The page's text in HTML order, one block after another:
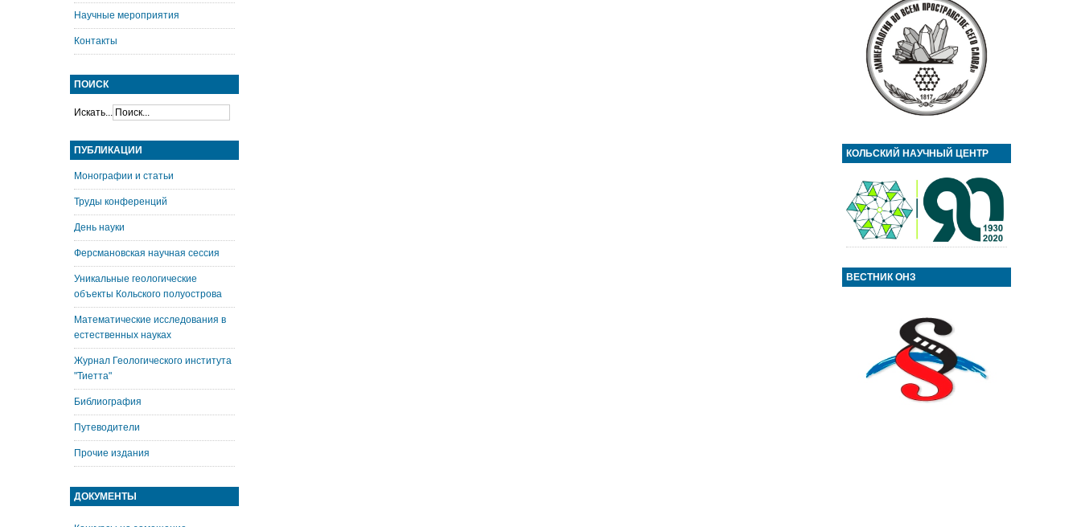
Научные мероприятия
Контакты
ПОИСК
Искать...
ПУБЛИКАЦИИ
Монографии и статьи
Труды конференций
День науки
Ферсмановская научная сессия
Уникальные геологические
объекты Кольского полуострова
Математические исследования в
естественных науках
Журнал Геологического института
"Тиетта"
Библиография
Путеводители
Прочие издания
ДОКУМЕНТЫ
КОЛЬСКИЙ НАУЧНЫЙ ЦЕНТР
ВЕСТНИК ОНЗ